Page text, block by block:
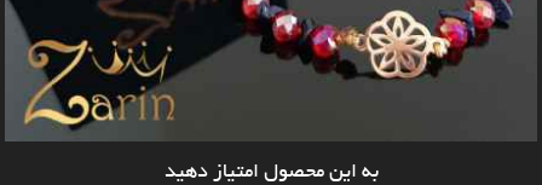
به این محصول امتیاز دهید